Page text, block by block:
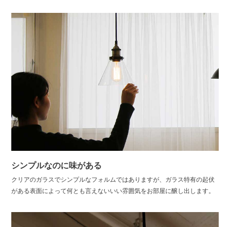
シンプルなのに味がある
クリアのガラスでシンプルなフォルムではありますが、ガラス特有の起伏
がある表面によって何とも言えないいい雰囲気をお部屋に醸し出します。